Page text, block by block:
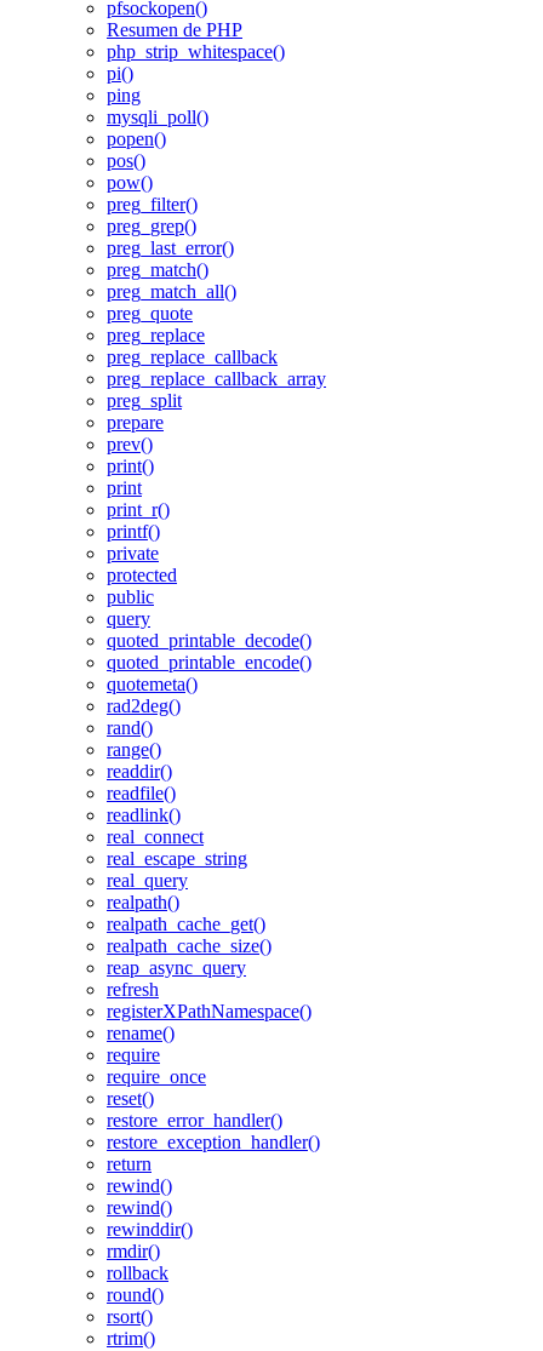
pfsockopen()
Resumen de PHP
php_strip_whitespace()
pi()
ping
mysqli_poll()
popen()
pos()
pow()
preg_filter()
preg_grep()
preg_last_error()
preg_match()
preg_match_all()
preg_quote
preg_replace
preg_replace_callback
preg_replace_callback_array
preg_split
prepare
prev()
print()
print
print_r()
printf()
private
protected
public
query
quoted_printable_decode()
quoted_printable_encode()
quotemeta()
rad2deg()
rand()
range()
readdir()
readfile()
readlink()
real_connect
real_escape_string
real_query
realpath()
realpath_cache_get()
realpath_cache_size()
reap_async_query
refresh
registerXPathNamespace()
rename()
require
require_once
reset()
restore_error_handler()
restore_exception_handler()
return
rewind()
rewind()
rewinddir()
rmdir()
rollback
round()
rsort()
rtrim()